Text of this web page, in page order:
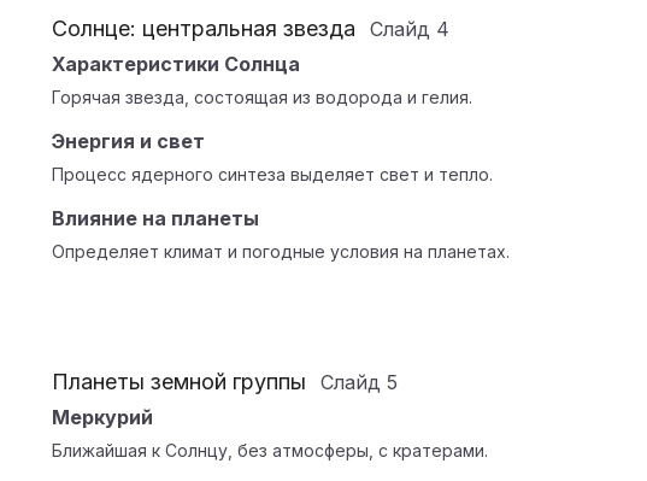
Солнце: центральная звезда Слайд 4
Характеристики Солнца
Горячая звезда, состоящая из водорода и гелия.
Энергия и свет
Процесс ядерного синтеза выделяет свет и тепло.
Влияние на планеты
Определяет климат и погодные условия на планетах.
Планеты земной группы Слайд 5
Меркурий
Ближайшая к Солнцу, без атмосферы, с кратерами.